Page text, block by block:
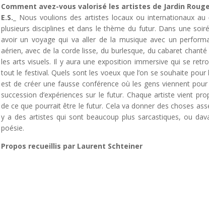
Comment avez-vous valorisé les artistes de Jardin
E.S._ Nous voulions des artistes locaux ou internationaux au
plusieurs disciplines et dans le thème du futur. Dans une
avoir un voyage qui va aller de la musique avec un
aérien, avec de la corde lisse, du burlesque, du cabaret
les arts visuels. Il y aura une exposition immersive qui se
tout le festival. Quels sont les voeux que l’on se souhaite pour
est de créer une fausse conférence où les gens viennent
succession d’expériences sur le futur. Chaque artiste vient
de ce que pourrait être le futur. Cela va donner des choses
y a des artistes qui sont beaucoup plus sarcastiques, ou
poésie.
Propos recueillis par Laurent Schteiner